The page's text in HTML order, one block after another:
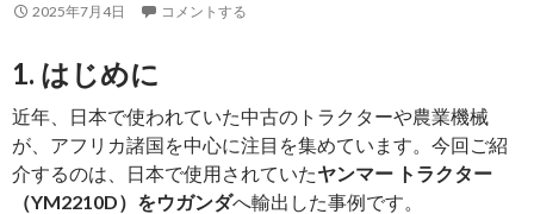
2025年7月4日 コメントする
1. はじめに
近年、日本で使われていた中古のトラクターや農業機械
が、アフリカ諸国を中心に注目を集めています。今回ご紹
介するのは、日本で使用されていたヤンマー トラクター
（YM2210D）をウガンダへ輸出した事例です。